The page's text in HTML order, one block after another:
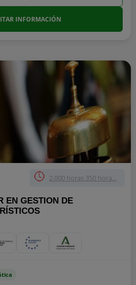
INFORMACIÓN
2.000 horas 350 hora...
EN GESTION DE